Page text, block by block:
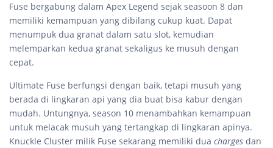
Fuse bergabung dalam Apex Legend sejak seasoon 8 dan
memiliki kemampuan yang dibilang cukup kuat. Dapat
menumpuk dua granat dalam satu slot, kemudian
melemparkan kedua granat sekaligus ke musuh dengan
cepat.
Ultimate Fuse berfungsi dengan baik, tetapi musuh yang
berada di lingkaran api yang dia buat bisa kabur dengan
mudah. Untungnya, season 10 menambahkan kemampuan
untuk melacak musuh yang tertangkap di lingkaran apinya.
Knuckle Cluster milik Fuse sekarang memiliki dua charges dan